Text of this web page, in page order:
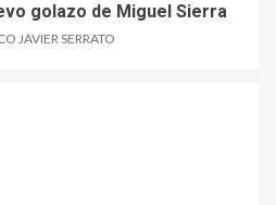
golazo de Miguel Sierra
JAVIER SERRATO